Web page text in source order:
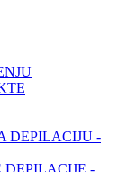
DEPILACIJU -
DEPILACIJE -